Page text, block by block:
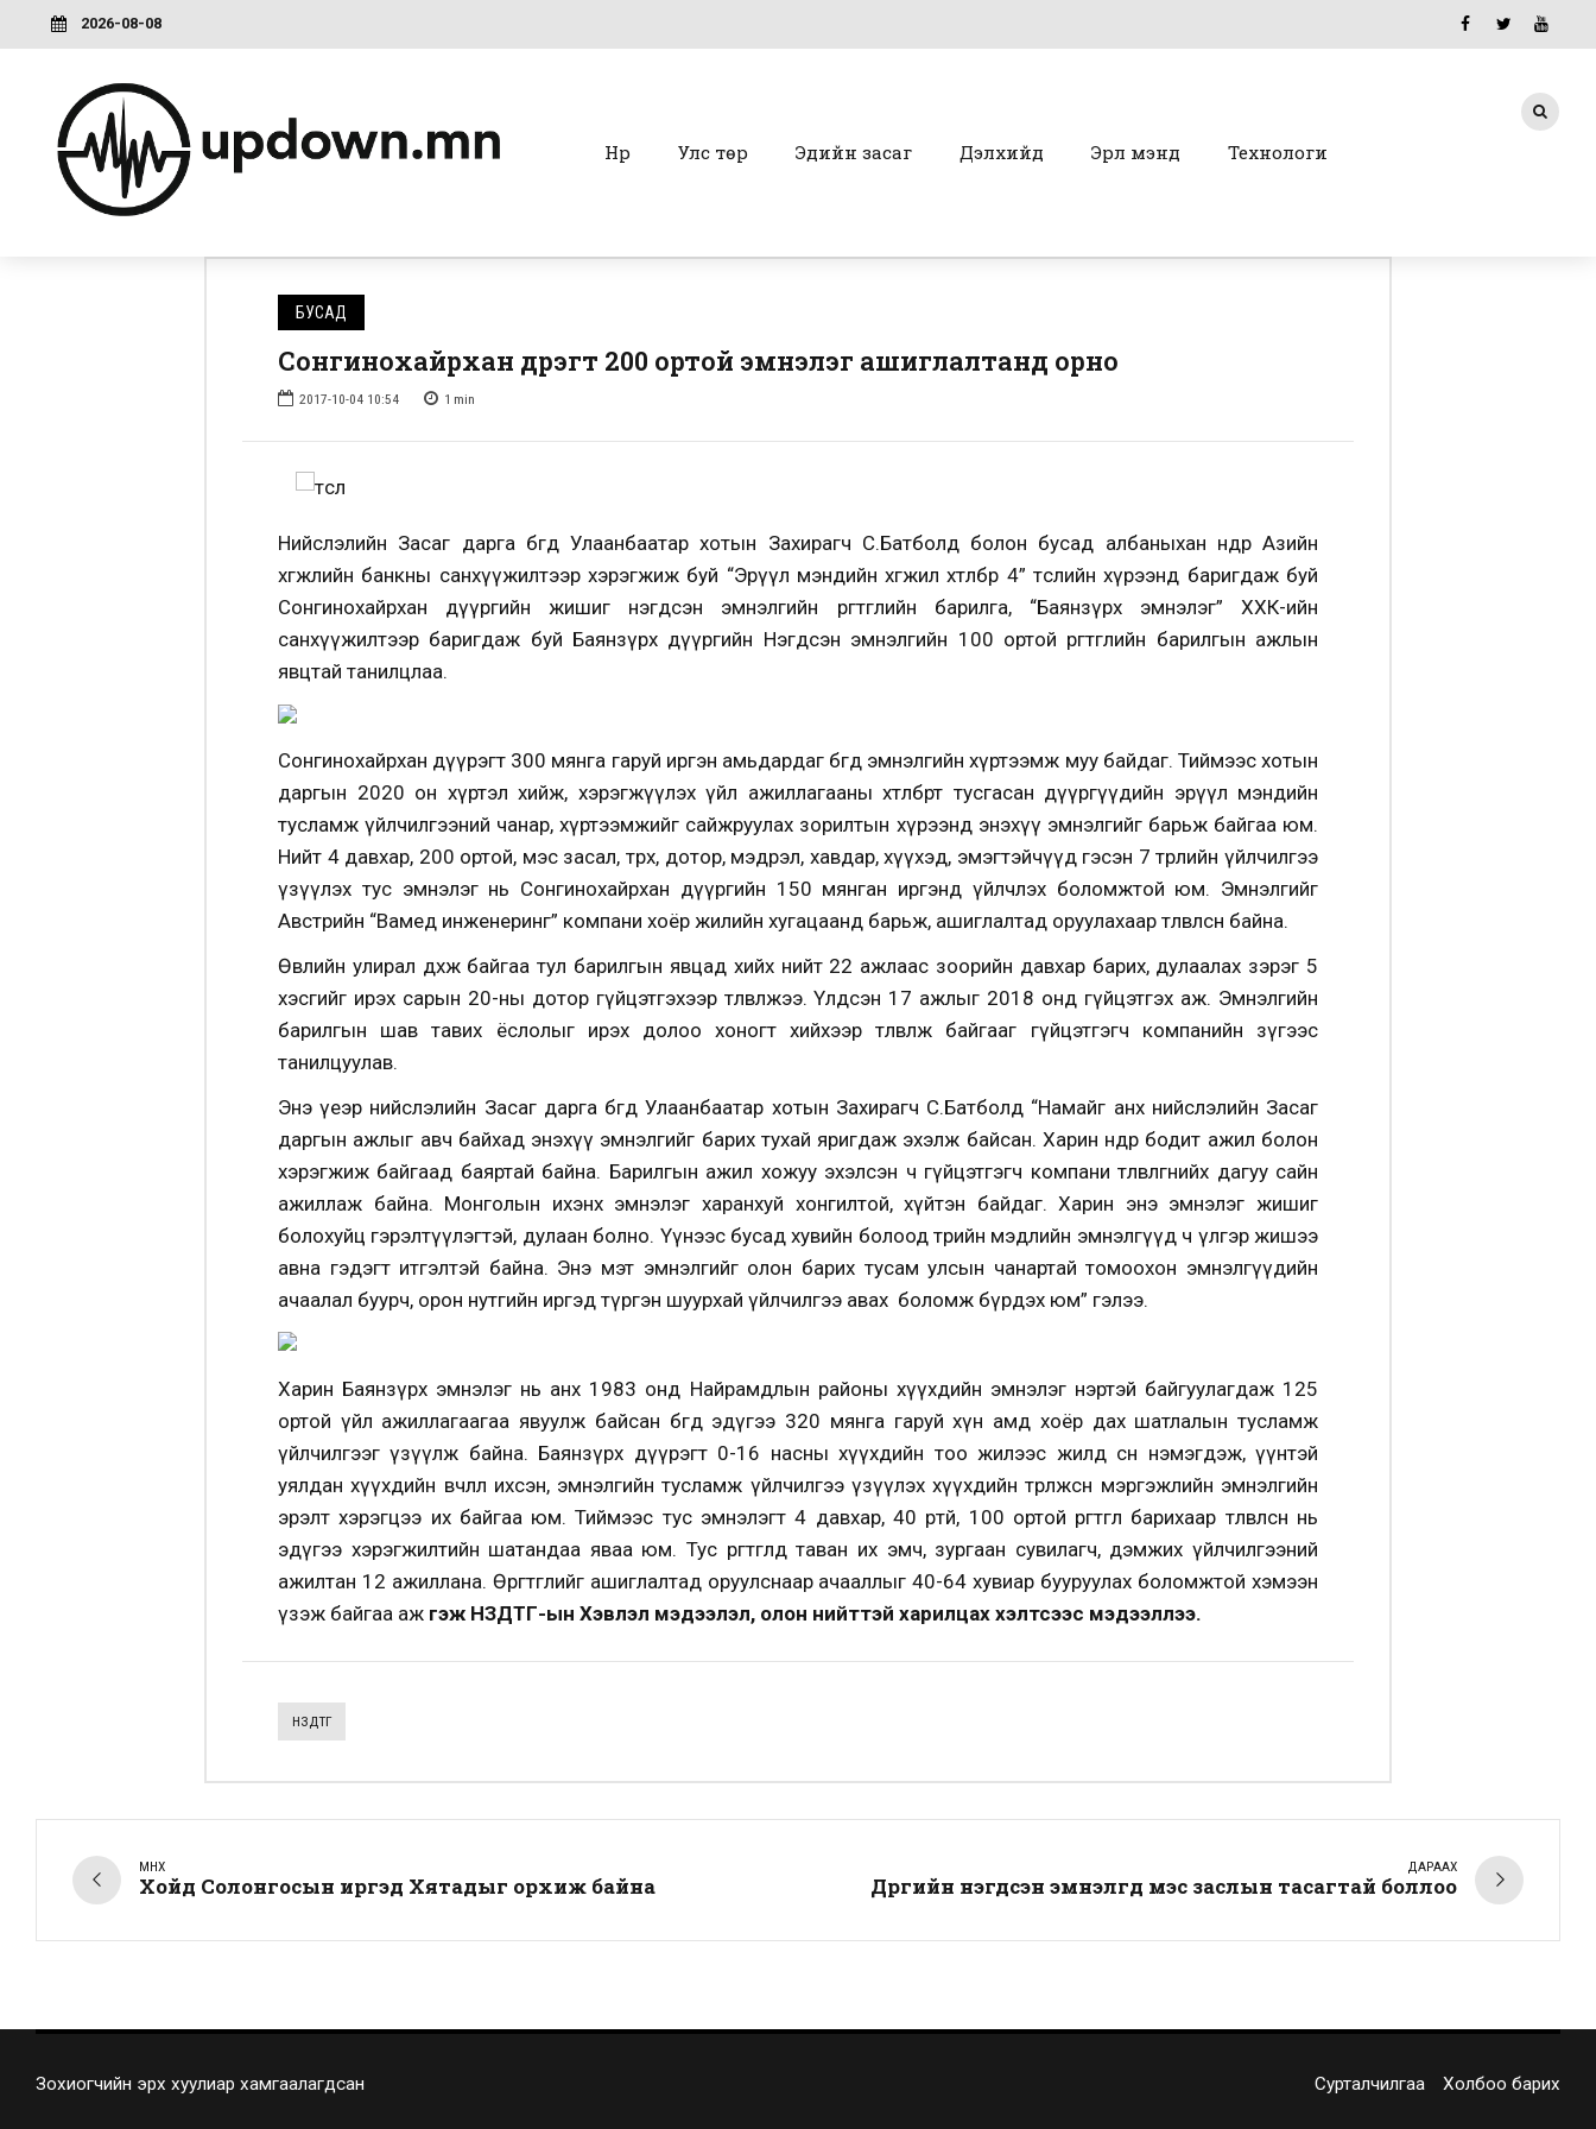
2026-08-08
Нүүр Улс төр Эдийн засаг Дэлхийд Эрүүл мэнд Технологи
БУСАД
Сонгинохайрхан дүүрэгт 200 ортой эмнэлэг ашиглалтанд орно
2017-10-04 10:54 1 min
Нийслэлийн Засаг дарга бөгөөд Улаанбаатар хотын Захирагч С.Батболд болон бусад албаныхан өнөөдөр Азийн
хөгжлийн банкны санхүүжилтээр хэрэгжиж буй “Эрүүл мэндийн хөгжил хөтөлбөр 4” төслийн хүрээнд баригдаж буй
Сонгинохайрхан дүүргийн жишиг нэгдсэн эмнэлгийн өргөтгөлийн барилга, “Баянзүрх эмнэлэг” ХХК-ийн
санхүүжилтээр баригдаж буй Баянзүрх дүүргийн Нэгдсэн эмнэлгийн 100 ортой өргөтгөлийн барилгын ажлын
явцтай танилцлаа.
Сонгинохайрхан дүүрэгт 300 мянга гаруй иргэн амьдардаг бөгөөд эмнэлгийн хүртээмж муу байдаг. Тиймээс хотын
даргын 2020 он хүртэл хийж, хэрэгжүүлэх үйл ажиллагааны хөтөлбөрт тусгасан дүүргүүдийн эрүүл мэндийн
тусламж үйлчилгээний чанар, хүртээмжийг сайжруулах зорилтын хүрээнд энэхүү эмнэлгийг барьж байгаа юм.
Нийт 4 давхар, 200 ортой, мэс засал, төрөх, дотор, мэдрэл, хавдар, хүүхэд, эмэгтэйчүүд гэсэн 7 төрлийн үйлчилгээ
үзүүлэх тус эмнэлэг нь Сонгинохайрхан дүүргийн 150 мянган иргэнд үйлчлэх боломжтой юм. Эмнэлгийг
Австрийн “Вамед инженеринг” компани хоёр жилийн хугацаанд барьж, ашиглалтад оруулахаар төлөвлөсөн байна.
Өвлийн улирал дөхөж байгаа тул барилгын явцад хийх нийт 22 ажлаас зоорийн давхар барих, дулаалах зэрэг 5
хэсгийг ирэх сарын 20-ны дотор гүйцэтгэхээр төлөвлөжээ. Үлдсэн 17 ажлыг 2018 онд гүйцэтгэх аж. Эмнэлгийн
барилгын шав тавих ёслолыг ирэх долоо хоногт хийхээр төлөвлөж байгааг гүйцэтгэгч компанийн зүгээс
танилцуулав.
Энэ үеэр нийслэлийн Засаг дарга бөгөөд Улаанбаатар хотын Захирагч С.Батболд “Намайг анх нийслэлийн Засаг
даргын ажлыг авч байхад энэхүү эмнэлгийг барих тухай яригдаж эхэлж байсан. Харин өнөөдөр бодит ажил болон
хэрэгжиж байгаад баяртай байна. Барилгын ажил хожуу эхэлсэн ч гүйцэтгэгч компани төлөвлөгөөнийхөө дагуу сайн
ажиллаж байна. Монголын ихэнх эмнэлэг харанхуй хонгилтой, хүйтэн байдаг. Харин энэ эмнэлэг жишиг
болохуйц гэрэлтүүлэгтэй, дулаан болно. Үүнээс бусад хувийн болоод төрийн мэдлийн эмнэлгүүд ч үлгэр жишээ
авна гэдэгт итгэлтэй байна. Энэ мэт эмнэлгийг олон барих тусам улсын чанартай томоохон эмнэлгүүдийн
ачаалал буурч, орон нутгийн иргэд түргэн шуурхай үйлчилгээ авах боломж бүрдэх юм” гэлээ.
Харин Баянзүрх эмнэлэг нь анх 1983 онд Найрамдлын районы хүүхдийн эмнэлэг нэртэй байгуулагдаж 125
ортой үйл ажиллагаагаа явуулж байсан бөгөөд эдүгээ 320 мянга гаруй хүн амд хоёр дах шатлалын тусламж
үйлчилгээг үзүүлж байна. Баянзүрх дүүрэгт 0-16 насны хүүхдийн тоо жилээс жилд өсөн нэмэгдэж, үүнтэй
уялдан хүүхдийн өвчлөл ихсэн, эмнэлгийн тусламж үйлчилгээ үзүүлэх хүүхдийн төрөлжсөн мэргэжлийн эмнэлгийн
эрэлт хэрэгцээ их байгаа юм. Тиймээс тус эмнэлэгт 4 давхар, 40 өрөөтөй, 100 ортой өргөтгөл барихаар төлөвлөсөн нь
эдүгээ хэрэгжилтийн шатандаа яваа юм. Тус өргөтгөлд таван их эмч, зургаан сувилагч, дэмжих үйлчилгээний
ажилтан 12 ажиллана. Өргөтгөлийг ашиглалтад оруулснаар ачааллыг 40-64 хувиар бууруулах боломжтой хэмээн
үзэж байгаа аж гэж НЗДТГ-ын Хэвлэл мэдээлэл, олон нийттэй харилцах хэлтсээс мэдээллээ.
НЗДТГ
ӨМНӨХ
Хойд Солонгосын иргэд Хятадыг орхиж байна
ДАРААХ
Дүүргийн нэгдсэн эмнэлгүүд мэс заслын тасагтай боллоо
Зохиогчийн эрх хуулиар хамгаалагдсан Сурталчилгаа Холбоо барих